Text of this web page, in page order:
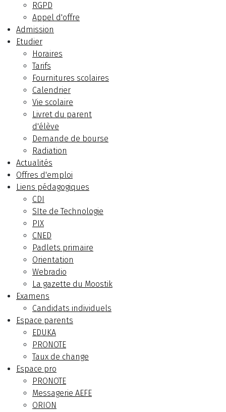
RGPD
Appel d'offre
Admission
Etudier
Horaires
Tarifs
Fournitures scolaires
Calendrier
Vie scolaire
Livret du parent
d'élève
Demande de bourse
Radiation
Actualités
Offres d'emploi
Liens pédagogiques
CDI
SIte de Technologie
PIX
CNED
Padlets primaire
Orientation
Webradio
La gazette du Moostik
Examens
Candidats individuels
Espace parents
EDUKA
PRONOTE
Taux de change
Espace pro
PRONOTE
Messagerie AEFE
ORION